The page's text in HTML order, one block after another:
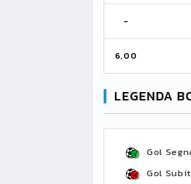
-
6,00
LEGENDA
Gol
Gol